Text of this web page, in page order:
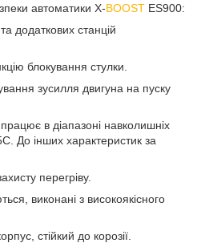
автоматики X-BOOST ES900:
додаткових станцій
блокування стулки.
зусилля двигуна на пуску
в діапазоні навколишніх
До інших характеристик за
перегріву.
виконані з високоякісного
стійкий до корозії.